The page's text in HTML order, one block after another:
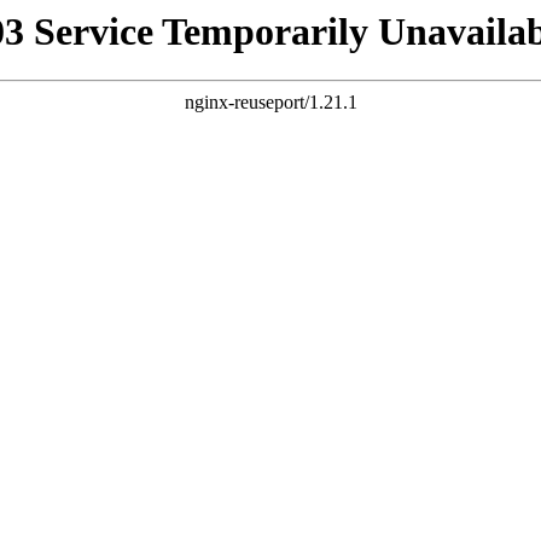
Service Temporarily
nginx-reuseport/1.21.1